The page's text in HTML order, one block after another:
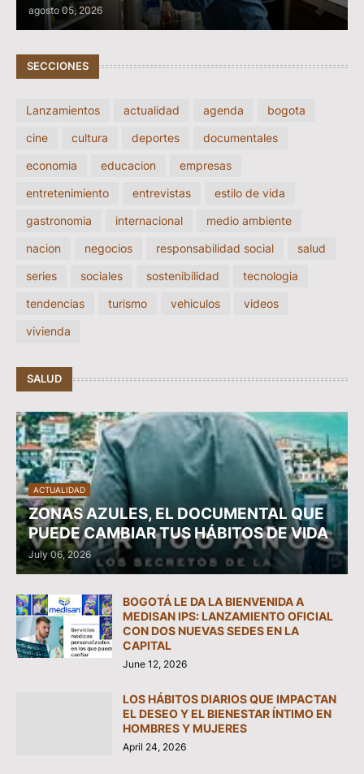
agosto 05, 2026
SECCIONES
Lanzamientos actualidad agenda
bogota
cine
cultura deportes
documentales
economia
educacion
empresas
entretenimiento
entrevistas
estilo de vida
gastronomia
internacional
medio ambiente
nacion
negocios responsabilidad social
salud
series
sociales sostenibilidad
tecnologia
tendencias
turismo vehiculos
videos
vivienda
SALUD
ACTUALIDAD
ZONAS AZULES, EL DOCUMENTAL QUE
PUEDE CAMBIAR TUS HÁBITOS DE VIDA
July 06, 2026
BOGOTÁ LE DA LA BIENVENIDA A
MEDISAN IPS: LANZAMIENTO OFICIAL
CON DOS NUEVAS SEDES EN LA
CAPITAL
June 12, 2026
LOS HÁBITOS DIARIOS QUE IMPACTAN
EL DESEO Y EL BIENESTAR ÍNTIMO EN
HOMBRES Y MUJERES
April 24, 2026